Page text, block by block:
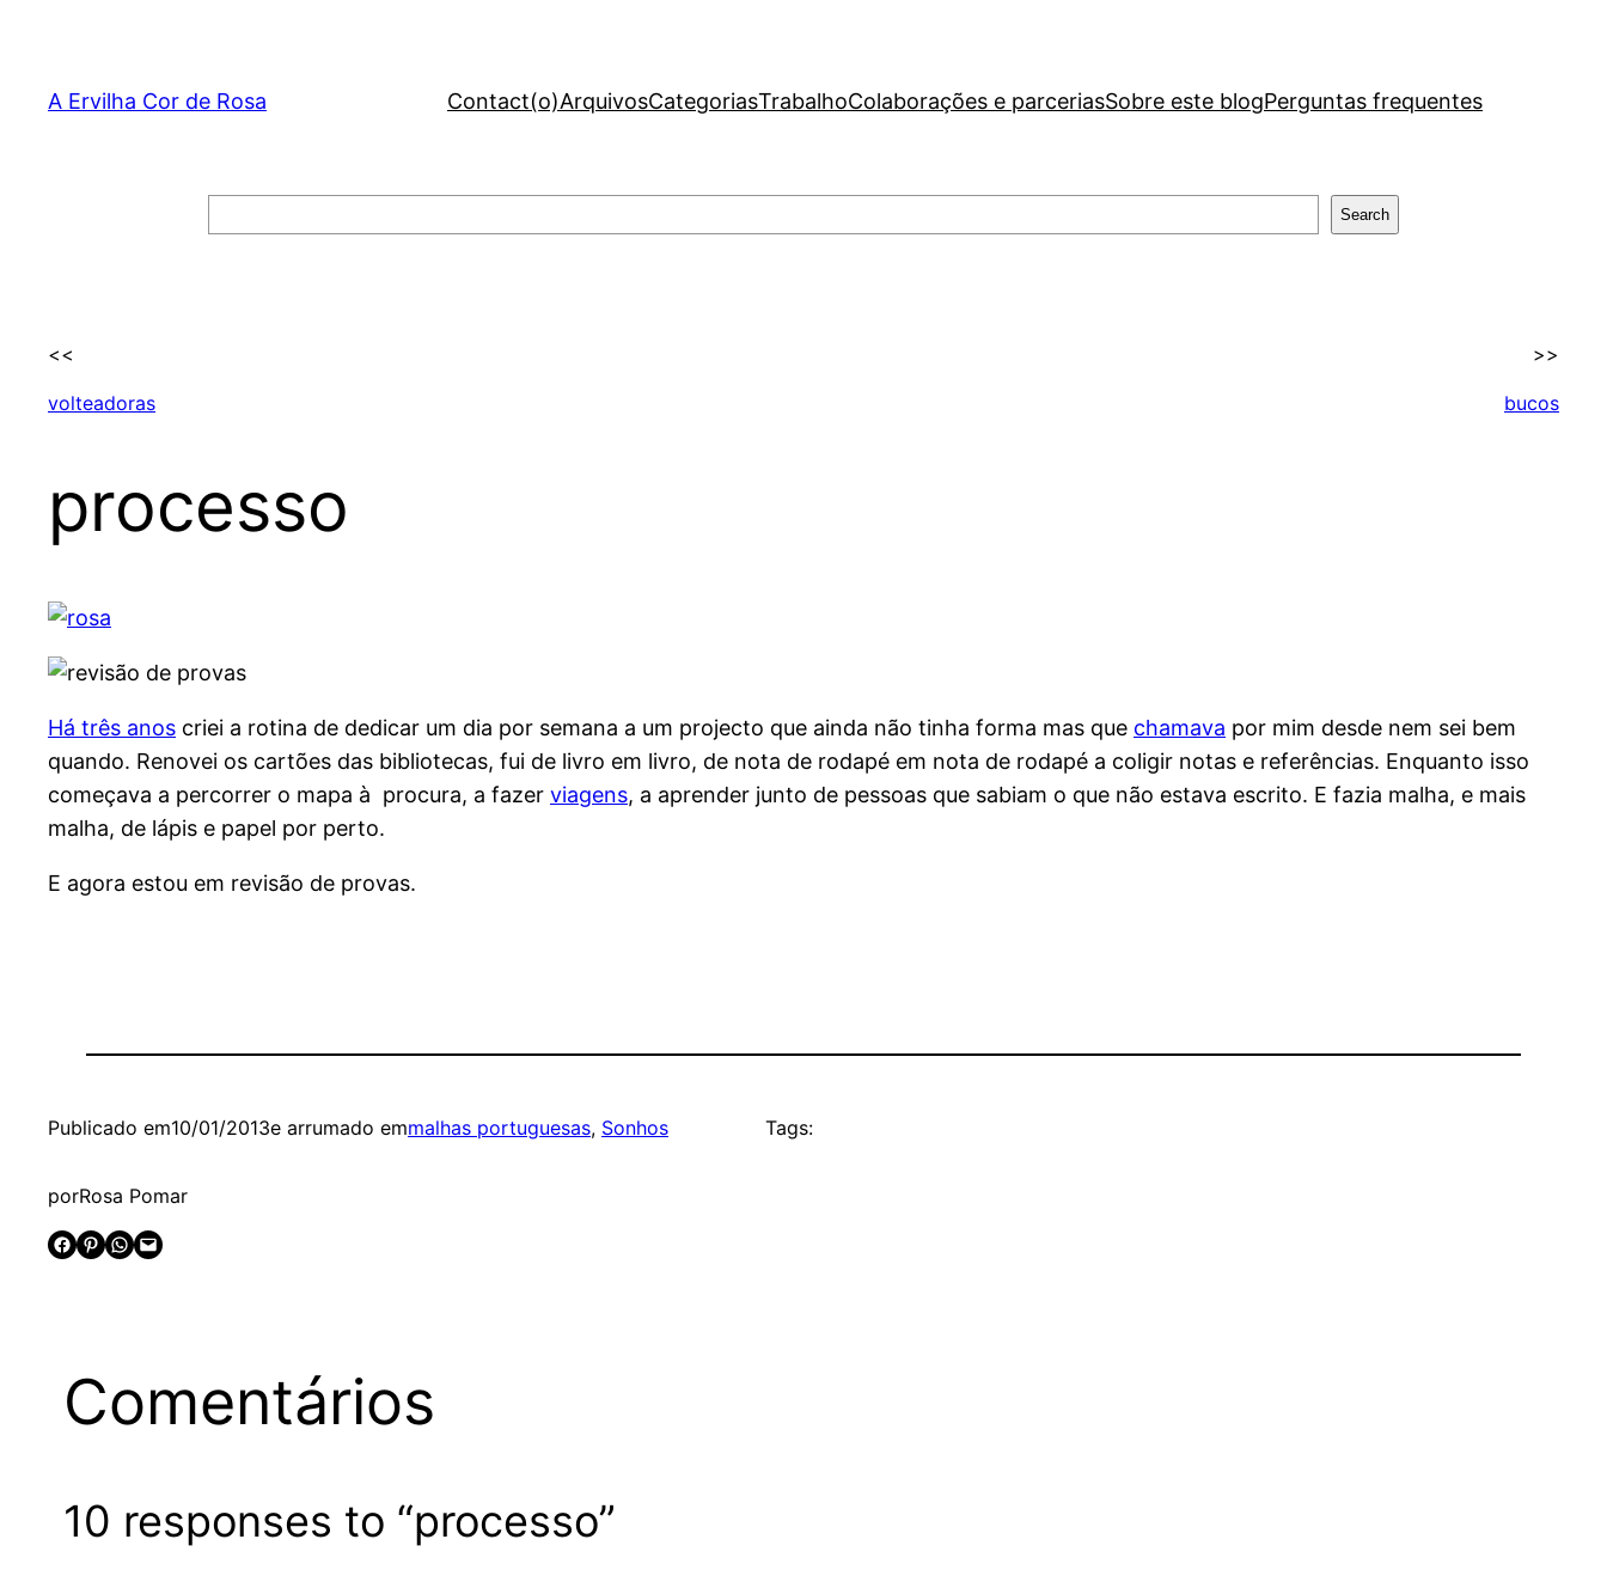
content
A Ervilha Cor de Rosa Contact(o)ArquivosCategoriasTrabalhoColaborações e parceriasSobre este blogPerguntas frequentes
Search
<<
volteadoras
>>
bucos
processo
Há três anos criei a rotina de dedicar um dia por semana a um projecto que ainda não tinha forma mas que chamava por mim desde nem sei bem
quando. Renovei os cartões das bibliotecas, fui de livro em livro, de nota de rodapé em nota de rodapé a coligir notas e referências. Enquanto isso
começava a percorrer o mapa à procura, a fazer viagens, a aprender junto de pessoas que sabiam o que não estava escrito. E fazia malha, e mais
malha, de lápis e papel por perto.
E agora estou em revisão de provas.
Publicado em10/01/2013e arrumado emmalhas portuguesas, Sonhos
porRosa Pomar
Share on Facebook
Share on Pinterest Share on WhatsApp Email this Page
Tags:
Comentários
10 responses to “processo”